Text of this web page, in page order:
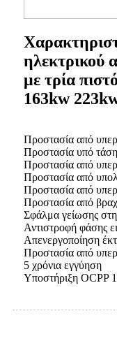
ηλεκτρικού
με τρία
163kw
Προστασία από
Προστασία υπό τάση
Προστασία από
Προστασία από
Προστασία από
Προστασία από
Σφάλμα γείωσης
Αντιστροφή φάσης
Απενεργοποίηση
Προστασία από
5 χρόνια εγγύηση
Υποστήριξη OCPP